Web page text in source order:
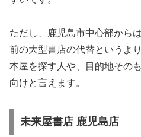
ただし、鹿児島市中心部から
前の大型書店の代替というよ
本屋を探す人や、目的地その
向けと言えます。
未来屋書店 鹿児島店